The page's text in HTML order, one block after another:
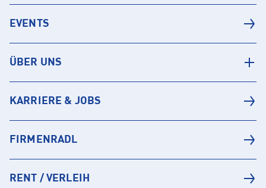
EVENTS
ÜBER UNS
KARRIERE & JOBS
FIRMENRADL
RENT / VERLEIH